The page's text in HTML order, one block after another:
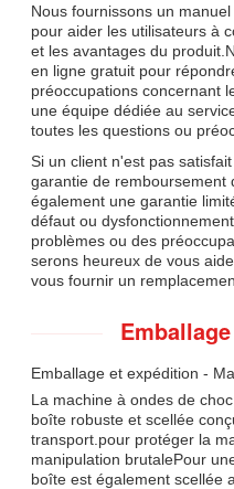
Nous fournissons un
pour aider les utilisateurs à
et les avantages du
en ligne gratuit pour
préoccupations concernant
une équipe dédiée au
toutes les questions ou
Si un client n'est pas
garantie de remboursement
également une garantie
défaut ou
problèmes ou des
serons heureux de vous
vous fournir un
Emballage et expédition -
La machine à ondes de
boîte robuste et scellée
transport.pour protéger la
manipulation brutalePour
boîte est également scellée